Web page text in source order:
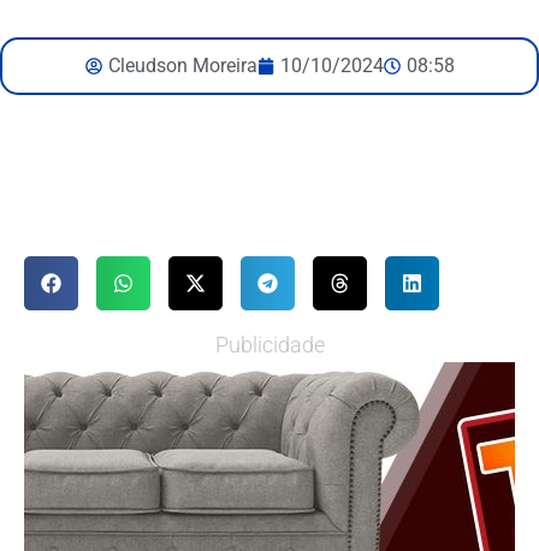
Cleudson Moreira 10/10/2024 08:58
Publicidade